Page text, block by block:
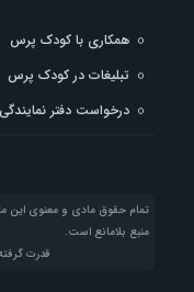
همکاری با کودک پرس
تبلیغات در کودک پرس
درخواست دفتر نمایندگی
تمام حقوق مادی و معنوی این
منبع بلامانع است.
قدرت